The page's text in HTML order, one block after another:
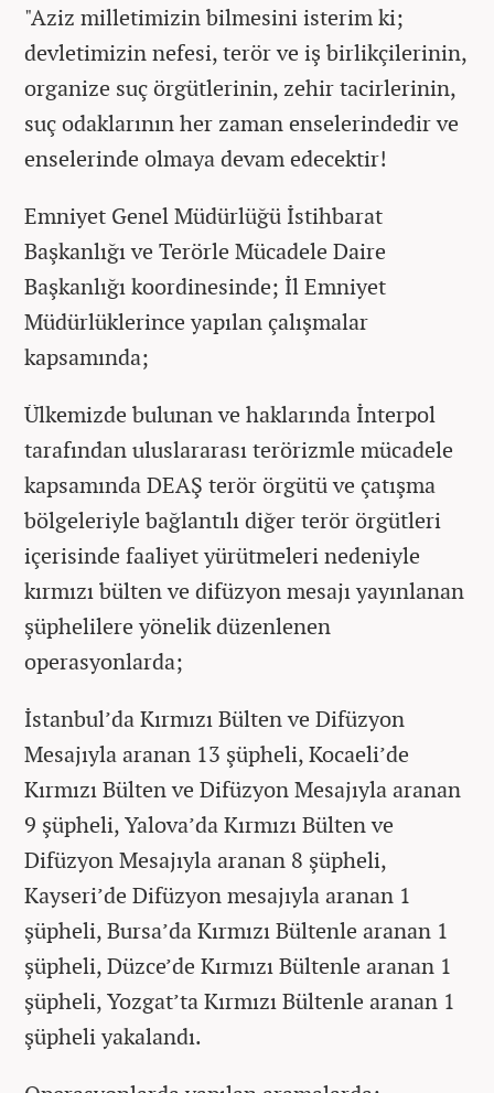
"Aziz milletimizin bilmesini isterim ki;
devletimizin nefesi, terör ve iş birlikçilerinin,
organize suç örgütlerinin, zehir tacirlerinin,
suç odaklarının her zaman enselerindedir ve
enselerinde olmaya devam edecektir!
Emniyet Genel Müdürlüğü İstihbarat
Başkanlığı ve Terörle Mücadele Daire
Başkanlığı koordinesinde; İl Emniyet
Müdürlüklerince yapılan çalışmalar
kapsamında;
Ülkemizde bulunan ve haklarında İnterpol
tarafından uluslararası terörizmle mücadele
kapsamında DEAŞ terör örgütü ve çatışma
bölgeleriyle bağlantılı diğer terör örgütleri
içerisinde faaliyet yürütmeleri nedeniyle
kırmızı bülten ve difüzyon mesajı yayınlanan
şüphelilere yönelik düzenlenen
operasyonlarda;
İstanbul’da Kırmızı Bülten ve Difüzyon
Mesajıyla aranan 13 şüpheli, Kocaeli’de
Kırmızı Bülten ve Difüzyon Mesajıyla aranan
9 şüpheli, Yalova’da Kırmızı Bülten ve
Difüzyon Mesajıyla aranan 8 şüpheli,
Kayseri’de Difüzyon mesajıyla aranan 1
şüpheli, Bursa’da Kırmızı Bültenle aranan 1
şüpheli, Düzce’de Kırmızı Bültenle aranan 1
şüpheli, Yozgat’ta Kırmızı Bültenle aranan 1
şüpheli yakalandı.